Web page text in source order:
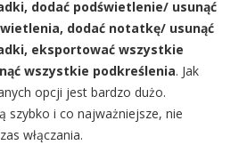
dodać podświetlenie/ usunąć
dodać notatkę/ usunąć
eksportować wszystkie
wszystkie podkreślenia. Jak
opcji jest bardzo dużo.
szybko i co najważniejsze, nie
włączania.